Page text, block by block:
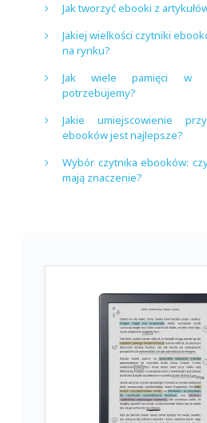
Jak tworzyć ebooki z
Jakiej wielkości czytniki
na rynku?
Jak wiele pamięci w
potrzebujemy?
Jakie umiejscowienie
ebooków jest najlepsze?
Wybór czytnika ebooków:
mają znaczenie?